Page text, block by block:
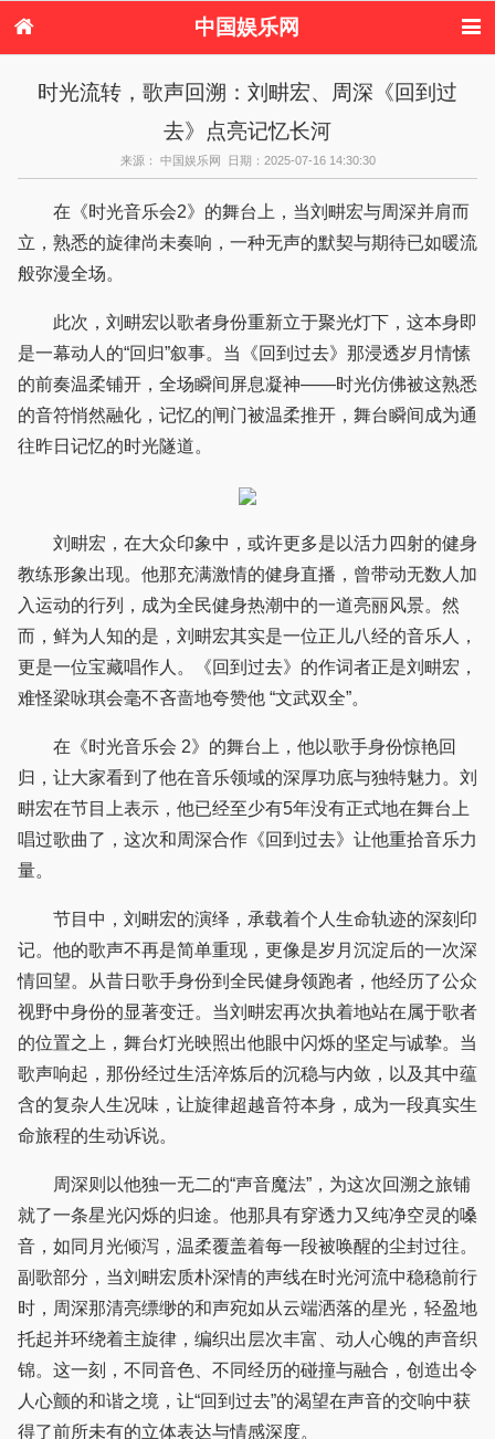
中国娱乐网
港台娱乐
日本娱乐 韩国娱乐
欧美娱乐
音乐新闻 影视新闻
港台明星八卦
日本韩国明星
欧美明星八卦
时光流转，歌声回溯：刘畊宏、周深《回到过
去》点亮记忆长河
来源： 中国娱乐网 日期：2025-07-16 14:30:30
在《时光音乐会2》的舞台上，当刘畊宏与周深并肩而
立，熟悉的旋律尚未奏响，一种无声的默契与期待已如暖流
般弥漫全场。
此次，刘畊宏以歌者身份重新立于聚光灯下，这本身即
是一幕动人的“回归”叙事。当《回到过去》那浸透岁月情愫
的前奏温柔铺开，全场瞬间屏息凝神——时光仿佛被这熟悉
的音符悄然融化，记忆的闸门被温柔推开，舞台瞬间成为通
往昨日记忆的时光隧道。
刘畊宏，在大众印象中，或许更多是以活力四射的健身
教练形象出现。他那充满激情的健身直播，曾带动无数人加
入运动的行列，成为全民健身热潮中的一道亮丽风景。然
而，鲜为人知的是，刘畊宏其实是一位正儿八经的音乐人，
更是一位宝藏唱作人。《回到过去》的作词者正是刘畊宏，
难怪梁咏琪会毫不吝啬地夸赞他 “文武双全”。
在《时光音乐会 2》的舞台上，他以歌手身份惊艳回
归，让大家看到了他在音乐领域的深厚功底与独特魅力。刘
畊宏在节目上表示，他已经至少有5年没有正式地在舞台上
唱过歌曲了，这次和周深合作《回到过去》让他重拾音乐力
量。
节目中，刘畊宏的演绎，承载着个人生命轨迹的深刻印
记。他的歌声不再是简单重现，更像是岁月沉淀后的一次深
情回望。从昔日歌手身份到全民健身领跑者，他经历了公众
视野中身份的显著变迁。当刘畊宏再次执着地站在属于歌者
的位置之上，舞台灯光映照出他眼中闪烁的坚定与诚挚。当
歌声响起，那份经过生活淬炼后的沉稳与内敛，以及其中蕴
含的复杂人生况味，让旋律超越音符本身，成为一段真实生
命旅程的生动诉说。
周深则以他独一无二的“声音魔法”，为这次回溯之旅铺
就了一条星光闪烁的归途。他那具有穿透力又纯净空灵的嗓
音，如同月光倾泻，温柔覆盖着每一段被唤醒的尘封过往。
副歌部分，当刘畊宏质朴深情的声线在时光河流中稳稳前行
时，周深那清亮缥缈的和声宛如从云端洒落的星光，轻盈地
托起并环绕着主旋律，编织出层次丰富、动人心魄的声音织
锦。这一刻，不同音色、不同经历的碰撞与融合，创造出令
人心颤的和谐之境，让“回到过去”的渴望在声音的交响中获
得了前所未有的立体表达与情感深度。